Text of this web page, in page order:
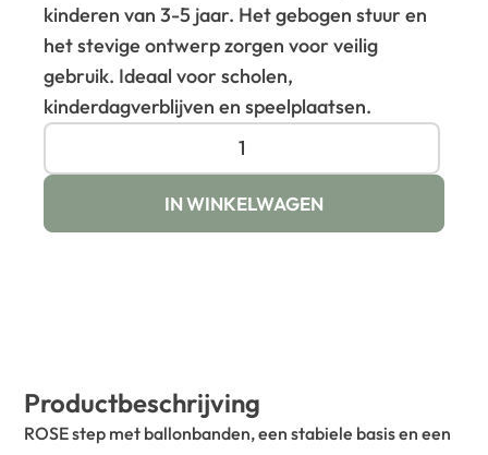
kinderen van 3-5 jaar. Het gebogen stuur en
het stevige ontwerp zorgen voor veilig
gebruik. Ideaal voor scholen,
kinderdagverblijven en speelplaatsen.
IN WINKELWAGEN
Productbeschrijving
ROSE step met ballonbanden, een stabiele basis en een